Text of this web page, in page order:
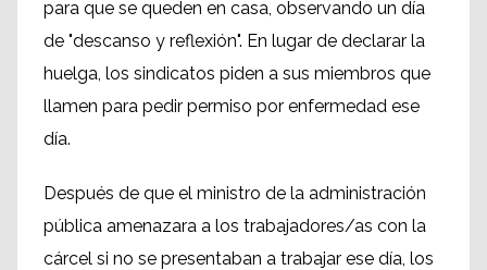
para que se queden en casa, observando un día
de "descanso y reflexión". En lugar de declarar la
huelga, los sindicatos piden a sus miembros que
llamen para pedir permiso por enfermedad ese
día.
Después de que el ministro de la administración
pública amenazara a los trabajadores/as con la
cárcel si no se presentaban a trabajar ese día, los